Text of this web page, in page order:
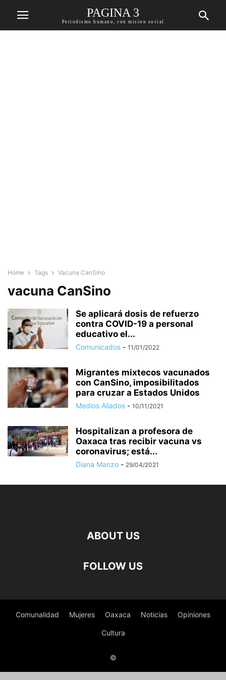
PAGINA 3
Periodismo humano, con mision social
Home Tags Vacuna CanSino
vacuna CanSino
Se aplicará dosis de refuerzo
contra COVID-19 a personal
educativo el...
Comunicados - 11/01/2022
Migrantes mixtecos vacunados
con CanSino, imposibilitados
para cruzar a Estados Unidos
Medios Aliados - 10/11/2021
Hospitalizan a profesora de
Oaxaca tras recibir vacuna vs
coronavirus; está...
Diana Manzo - 29/04/2021
ABOUT US
FOLLOW US
Comunalidad Mujeres Oaxaca Noticias Opiniones
Cultura
©